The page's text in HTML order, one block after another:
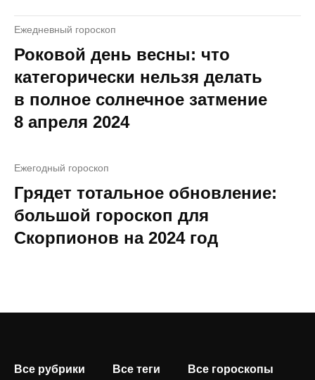
Ежедневный гороскоп
Роковой день весны: что
категорически нельзя делать
в полное солнечное затмение
8 апреля 2024
Ежегодный гороскоп
Грядет тотальное обновление:
большой гороскоп для
Скорпионов на 2024 год
Все рубрики Все теги Все гороскопы